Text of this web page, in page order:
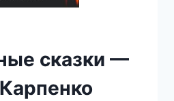
сказки —